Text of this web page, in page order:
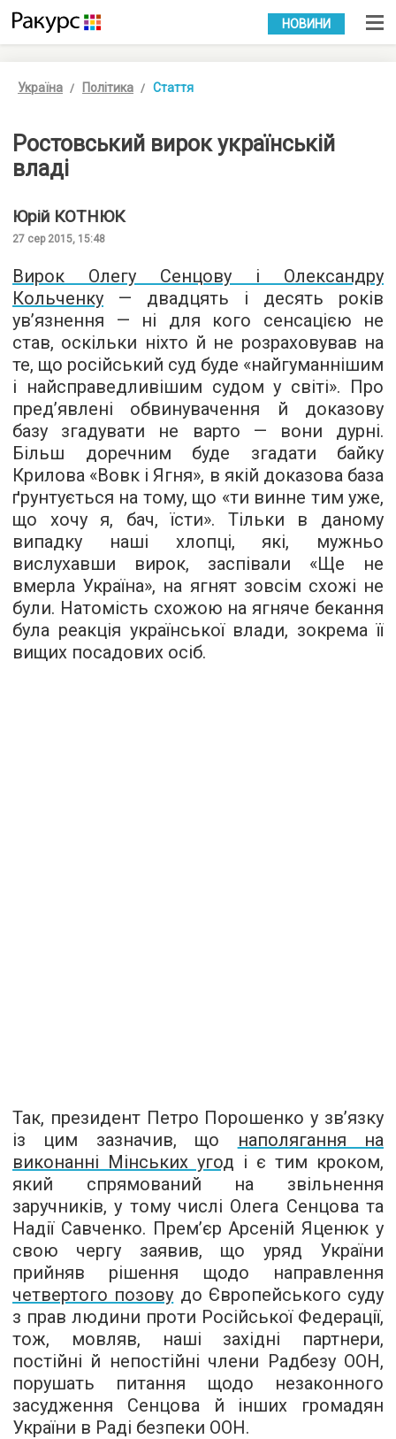
УКР РУС
НОВИНИ
Україна Політика Стаття
Ростовський вирок українській
владі
Юрій КОТНЮК
27 сер 2015, 15:48
Вирок Олегу Сенцову і Олександру
Кольченку — двадцять і десять років
ув’язнення — ні для кого сенсацією не
став, оскільки ніхто й не розраховував на
те, що російський суд буде «найгуманнішим
і найсправедливішим судом у світі». Про
пред’явлені обвинувачення й доказову
базу згадувати не варто — вони дурні.
Більш доречним буде згадати байку
Крилова «Вовк і Ягня», в якій доказова база
ґрунтується на тому, що «ти винне тим уже,
що хочу я, бач, їсти». Тільки в даному
випадку наші хлопці, які, мужньо
вислухавши вирок, заспівали «Ще не
вмерла Україна», на ягнят зовсім схожі не
були. Натомість схожою на ягняче бекання
була реакція української влади, зокрема її
вищих посадових осіб.
Так, президент Петро Порошенко у зв’язку
із цим зазначив, що наполягання на
виконанні Мінських угод і є тим кроком,
який спрямований на звільнення
заручників, у тому числі Олега Сенцова та
Надії Савченко. Прем’єр Арсеній Яценюк у
свою чергу заявив, що уряд України
прийняв рішення щодо направлення
четвертого позову до Європейського суду
з прав людини проти Російської Федерації,
тож, мовляв, наші західні партнери,
постійні й непостійні члени Радбезу ООН,
порушать питання щодо незаконного
засудження Сенцова й інших громадян
України в Раді безпеки ООН.